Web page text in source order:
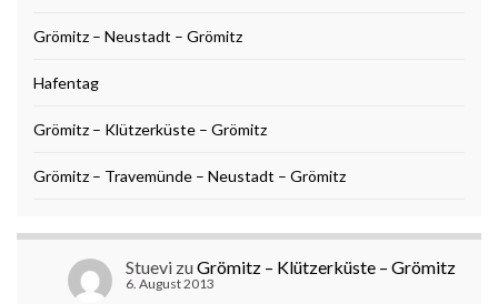
Grömitz – Neustadt – Grömitz
Hafentag
Grömitz – Klützerküste – Grömitz
Grömitz – Travemünde – Neustadt – Grömitz
Stuevi zuGrömitz – Klützerküste – Grömitz
6. August 2013